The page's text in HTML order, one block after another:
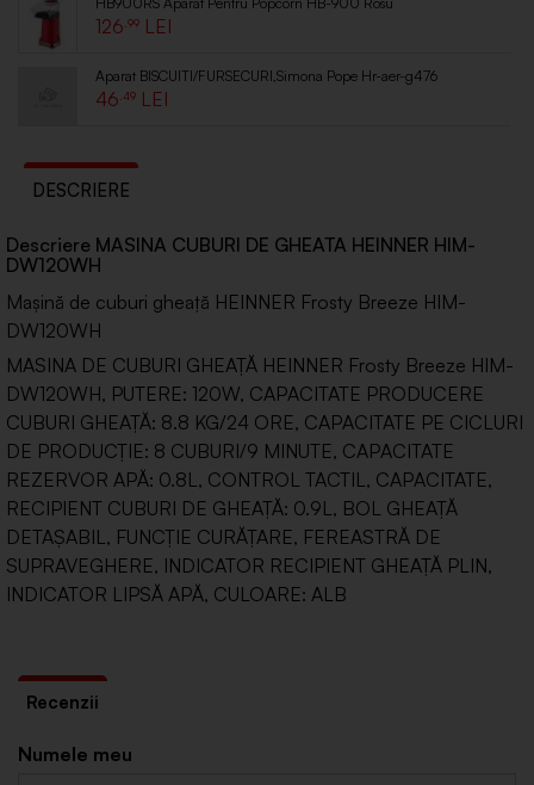
126 .99
Aparat BISCUITI/FURSECURI,Simona Pope Hr-aer-g476
46 .49
DESCRIERE
Descriere MASINA CUBURI DE GHEATA HEINNER HIM-
DW120WH
Mașină de cuburi gheață HEINNER Frosty Breeze HIM-
DW120WH
MASINA DE CUBURI GHEAȚĂ HEINNER Frosty Breeze HIM-
DW120WH, PUTERE: 120W, CAPACITATE PRODUCERE
CUBURI GHEAȚĂ: 8.8 KG/24 ORE, CAPACITATE PE CICLURI
DE PRODUCȚIE: 8 CUBURI/9 MINUTE, CAPACITATE
REZERVOR APĂ: 0.8L, CONTROL TACTIL, CAPACITATE,
RECIPIENT CUBURI DE GHEAȚĂ: 0.9L, BOL GHEAȚĂ
DETAȘABIL, FUNCȚIE CURĂȚARE, FEREASTRĂ DE
SUPRAVEGHERE, INDICATOR RECIPIENT GHEAȚĂ PLIN,
INDICATOR LIPSĂ APĂ, CULOARE: ALB
Numele meu